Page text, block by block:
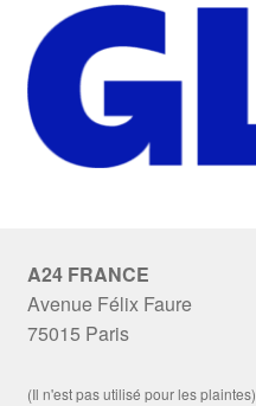
A24 FRANCE
Avenue Félix Faure
75015 Paris
(Il n'est pas utilisé pour les plaintes)